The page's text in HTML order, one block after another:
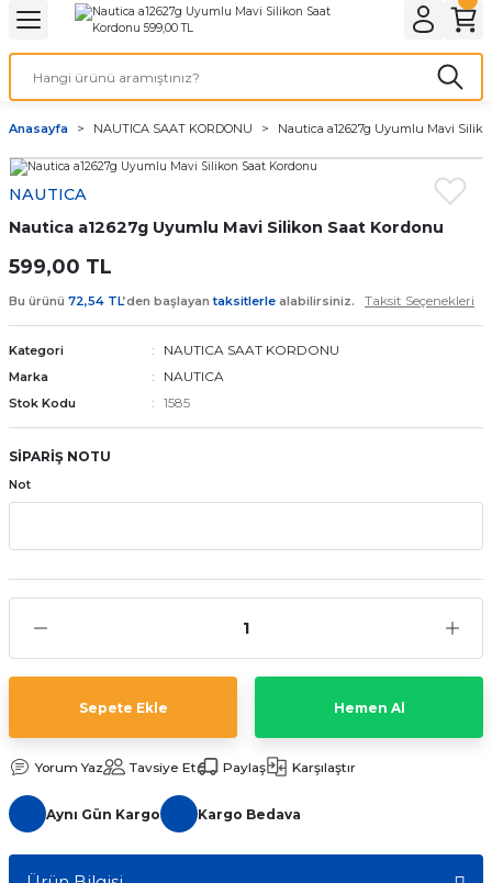
Geri Dön
& ELEKTİRİK AYDINLATMA & ELEKTRİK
Geri Dön
ve Cihaz Pilleri
ÇEŞİTLERİ
Geri Dön
Geri Dön
Kordon Çeşitleri
Kordonları
saat kordonu
Kordonları
Anasayfa NAUTICA SAAT KORDONU Nautica a12627g Uyumlu Mavi
NAUTICA
Nautica a12627g Uyumlu Mavi Silikon Saat Kordonu
599,00 TL
Bu ürünü 72,54 TL’den başlayantaksitlerle alabilirsiniz. Taksit Seçenekleri
Kategori NAUTICA SAAT KORDONU
Marka NAUTICA
Stok Kodu 1585
SİPARİŞ NOTU
Not
Sepete Ekle Hemen Al
Yorum Yaz Tavsiye Et Paylaş Karşılaştır
Aynı Gün Kargo Kargo Bedava